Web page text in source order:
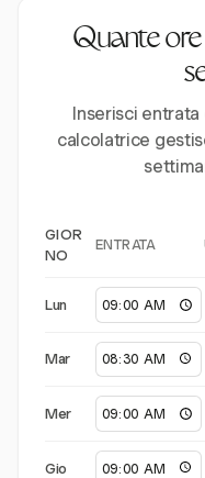
Quante
Inserisci entrata
calcolatrice
GIOR
NO
ENTRATA
Lun
Mar
Mer
Gio